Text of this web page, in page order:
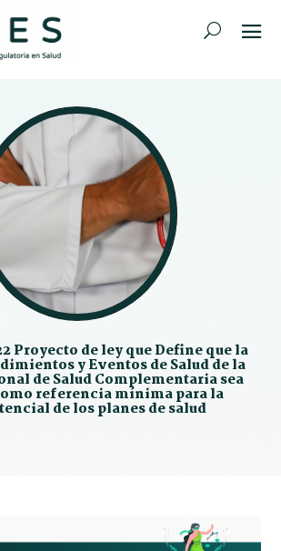
Proyecto de ley que Define que la
y Eventos de Salud de la
de Salud Complementaria sea
referencia mínima para la
de los planes de salud